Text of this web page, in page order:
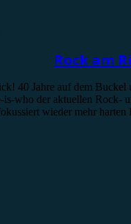
Rock am
40 Jahre auf dem
is-who der aktuellen Rock-
wieder mehr